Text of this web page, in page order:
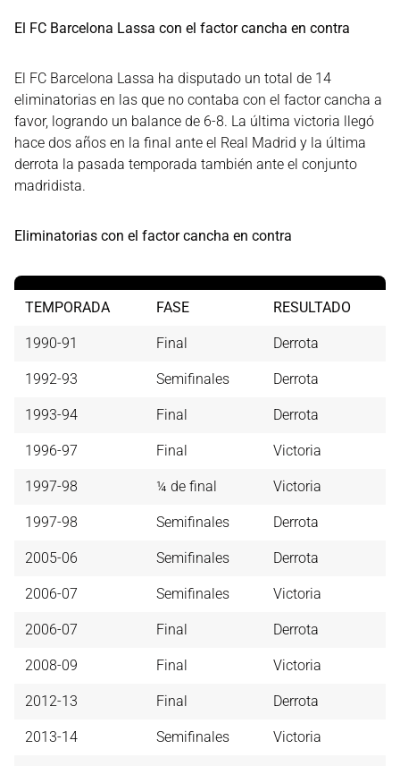
El FC Barcelona Lassa con el factor cancha en contra
El FC Barcelona Lassa ha disputado un total de 14
eliminatorias en las que no contaba con el factor cancha a
favor, logrando un balance de 6-8. La última victoria llegó
hace dos años en la final ante el Real Madrid y la última
derrota la pasada temporada también ante el conjunto
madridista.
Eliminatorias con el factor cancha en contra
TEMPORADA FASE RESULTADO
1990-91 Final Derrota
1992-93 Semifinales Derrota
1993-94 Final Derrota
1996-97 Final Victoria
1997-98 ¼ de final Victoria
1997-98 Semifinales Derrota
2005-06 Semifinales Derrota
2006-07 Semifinales Victoria
2006-07 Final Derrota
2008-09 Final Victoria
2012-13 Final Derrota
2013-14 Semifinales Victoria